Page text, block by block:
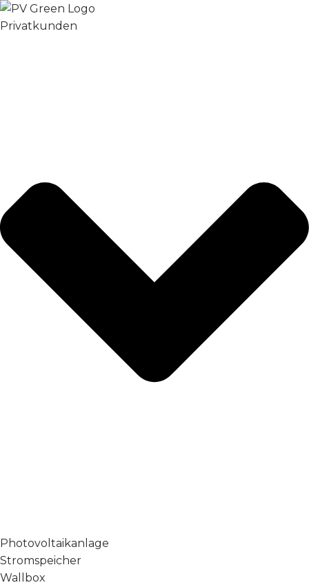
Privatkunden
Photovoltaikanlage
Stromspeicher
Wallbox